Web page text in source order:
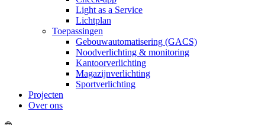
Light as a Service
Lichtplan
Toepassingen
Gebouwautomatisering (GACS)
Noodverlichting & monitoring
Kantoorverlichting
Magazijnverlichting
Sportverlichting
Projecten
Over ons